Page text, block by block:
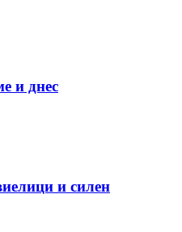
и днес
и силен